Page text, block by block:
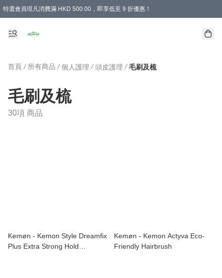
特選會員現凡消費滿 HKD 500.00，即享低至 9 折優惠！
首頁 / 所有商品 / 個人護理 / 頭皮護理 / 毛刷及梳
毛刷及梳
30項 商品
Kemøn - Kemon Style Dreamfix
Plus Extra Strong Hold
Kemøn - Kemon Actyva Eco-
Friendly Hairbrush